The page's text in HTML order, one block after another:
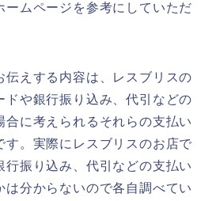
ームページを参考にしていただ
伝えする内容は、レスブリスの
ドや銀行振り込み、代引などの
合に考えられるそれらの支払い
す。実際にレスブリスのお店で
行振り込み、代引などの支払い
は分からないので各自調べてい